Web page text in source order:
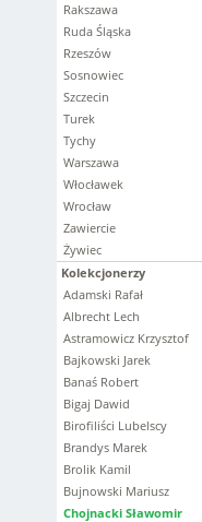
Rakszawa
Ruda Śląska
Rzeszów
Sosnowiec
Szczecin
Turek
Tychy
Warszawa
Włocławek
Wrocław
Zawiercie
Żywiec
Kolekcjonerzy
Adamski Rafał
Albrecht Lech
Astramowicz Krzysztof
Bajkowski Jarek
Banaś Robert
Bigaj Dawid
Birofiliści Lubelscy
Brandys Marek
Brolik Kamil
Bujnowski Mariusz
Chojnacki Sławomir